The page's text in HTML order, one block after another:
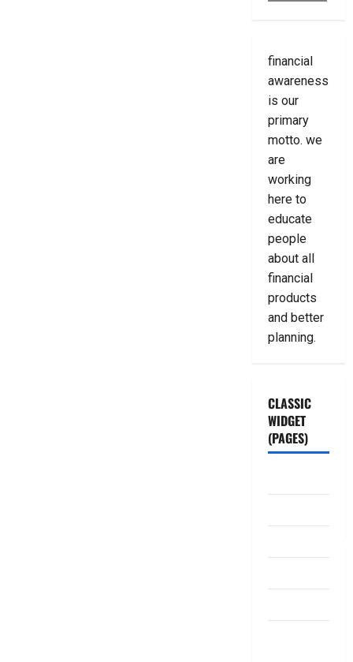
financial
awareness
is our
primary
motto. we
are
working
here to
educate
people
about all
financial
products
and better
planning.
CLASSIC
WIDGET
(PAGES)